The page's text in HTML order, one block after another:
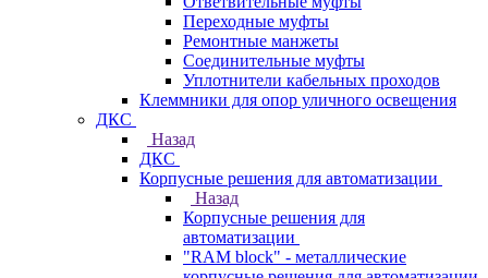
Переходные муфты
Ремонтные манжеты
Соединительные муфты
Уплотнители кабельных проходов
Клеммники для опор уличного освещения
ДКС
Назад
ДКС
Корпусные решения для автоматизации
Назад
Корпусные решения для
автоматизации
"RAM block" - металлические